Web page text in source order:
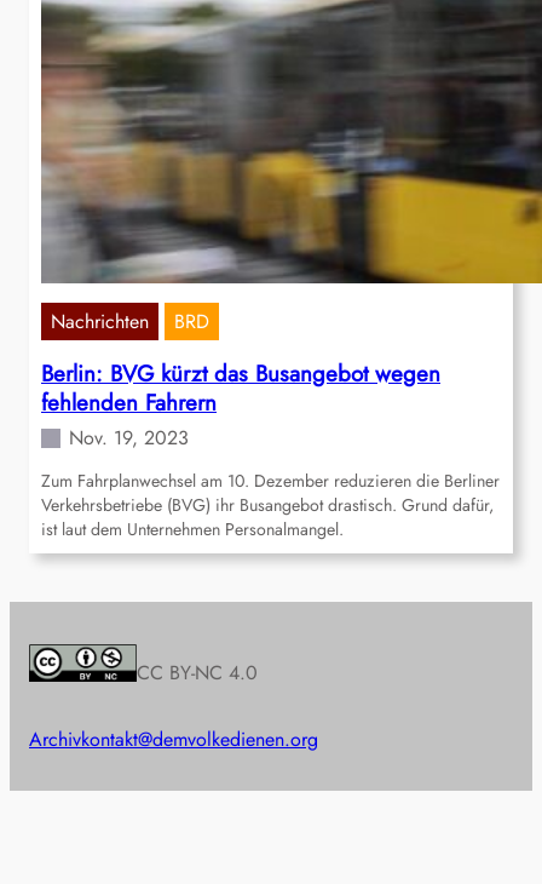
Nachrichten BRD
Berlin: BVG kürzt das Busangebot wegen
fehlenden Fahrern
Nov. 19, 2023
Zum Fahrplanwechsel am 10. Dezember reduzieren die Berliner
Verkehrsbetriebe (BVG) ihr Busangebot drastisch. Grund dafür,
ist laut dem Unternehmen Personalmangel.
CC BY-NC 4.0
Archivkontakt@demvolkedienen.org